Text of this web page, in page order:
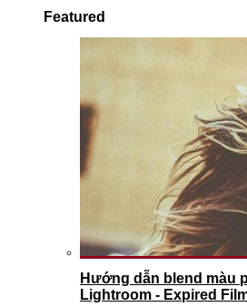
Featured
Hướng dẫn blend màu
Lightroom - Expired